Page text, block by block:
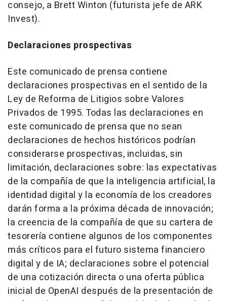
consejo, a Brett Winton (futurista jefe de ARK
Invest).
Declaraciones prospectivas
Este comunicado de prensa contiene
declaraciones prospectivas en el sentido de la
Ley de Reforma de Litigios sobre Valores
Privados de 1995. Todas las declaraciones en
este comunicado de prensa que no sean
declaraciones de hechos históricos podrían
considerarse prospectivas, incluidas, sin
limitación, declaraciones sobre: las expectativas
de la compañía de que la inteligencia artificial, la
identidad digital y la economía de los creadores
darán forma a la próxima década de innovación;
la creencia de la compañía de que su cartera de
tesorería contiene algunos de los componentes
más críticos para el futuro sistema financiero
digital y de IA; declaraciones sobre el potencial
de una cotización directa o una oferta pública
inicial de OpenAI después de la presentación de